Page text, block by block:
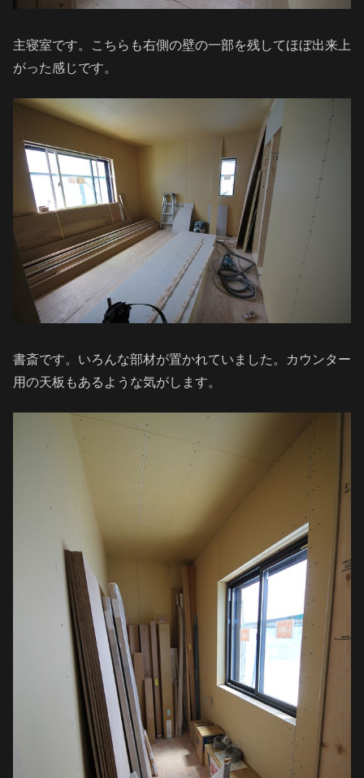
主寝室です。こちらも右側の壁の一部を残してほぼ出来上
がった感じです。
書斎です。いろんな部材が置かれていました。カウンター
用の天板もあるような気がします。